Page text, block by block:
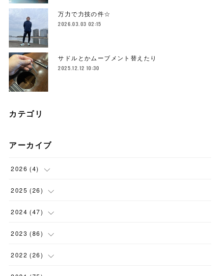
万力で力技の件☆
2026.03.03 02:15
サドルとかムーブメント替えたり
2025.12.12 10:30
カテゴリ
アーカイブ
2026 (4)
(1)
(3)
2025 (26)
(2)
(1)
(2)
(3)
2024 (47)
(4)
(2)
(1)
2023 (86)
(6)
2022 (26)